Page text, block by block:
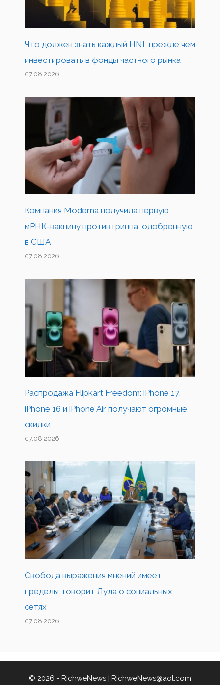
Что должен знать каждый HNI, прежде чем
инвестировать в фонды частного рынка
07.08.2026
Компания Moderna получила первую
мРНК-вакцину против гриппа, одобренную
в США
07.08.2026
Распродажа Flipkart Freedom: iPhone 17,
iPhone 16 и iPhone Air получают огромные
скидки
07.08.2026
Свобода выражения мнений имеет
пределы, говорит Лула о социальных
сетях
07.08.2026
© 2026 - RichweNews | RichweNews@aol.com